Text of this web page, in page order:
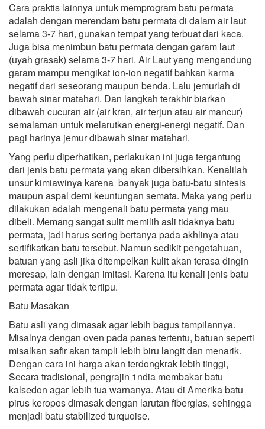
Cara praktis lainnya untuk memprogram batu permata
adalah dengan merendam batu permata di dalam air laut
selama 3-7 hari, gunakan tempat yang terbuat dari kaca.
Juga bisa menimbun batu permata dengan garam laut
(uyah grasak) selama 3-7 hari. Air Laut yang mengandung
garam mampu mengikat ion-ion negatif bahkan karma
negatif dari seseorang maupun benda. Lalu jemurlah di
bawah sinar matahari. Dan langkah terakhir biarkan
dibawah cucuran air (air kran, air terjun atau air mancur)
semalaman untuk melarutkan energi-energi negatif. Dan
pagi harinya jemur dibawah sinar matahari.
Yang perlu diperhatikan, perlakukan ini juga tergantung
dari jenis batu permata yang akan dibersihkan. Kenalilah
unsur kimiawinya karena banyak juga batu-batu sintesis
maupun aspal demi keuntungan semata. Maka yang perlu
dilakukan adalah mengenali batu permata yang mau
dibeli. Memang sangat sulit memilih asli tidaknya batu
permata, jadi harus sering bertanya pada akhlinya atau
sertifikatkan batu tersebut. Namun sedikit pengetahuan,
batuan yang asli jika ditempelkan kulit akan terasa dingin
meresap, lain dengan imitasi. Karena itu kenali jenis batu
permata agar tidak tertipu.
Batu Masakan
Batu asli yang dimasak agar lebih bagus tampilannya.
Misalnya dengan oven pada panas tertentu, batuan seperti
misalkan safir akan tampli lebih biru langit dan menarik.
Dengan cara ini harga akan terdongkrak lebih tinggi,
Secara tradisional, pengrajin 1ndia membakar batu
kalsedon agar lebih tua warnanya. Atau di Amerika batu
pirus keropos dimasak dengan larutan fiberglas, sehingga
menjadi batu stabilized turquoise.